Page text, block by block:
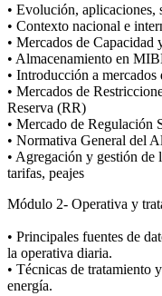
• Evolución, aplicaciones,
• Contexto nacional e
• Mercados de Capacidad
• Almacenamiento en
• Introducción a mercados
• Mercados de
Reserva (RR)
• Mercado de Regulación
• Normativa General del
• Agregación y gestión de
tarifas, peajes
Módulo 2- Operativa y
• Principales fuentes de
la operativa diaria.
• Técnicas de tratamiento
energía.